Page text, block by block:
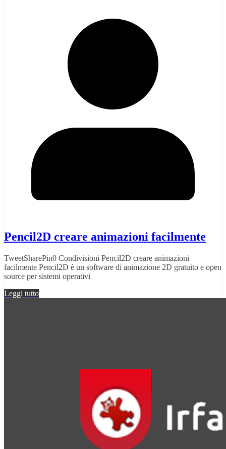
Pencil2D creare animazioni facilmente
TweetSharePin0 Condivisioni Pencil2D creare animazioni
facilmente Pencil2D è un software di animazione 2D gratuito e open
source per sistemi operativi
Leggi tutto